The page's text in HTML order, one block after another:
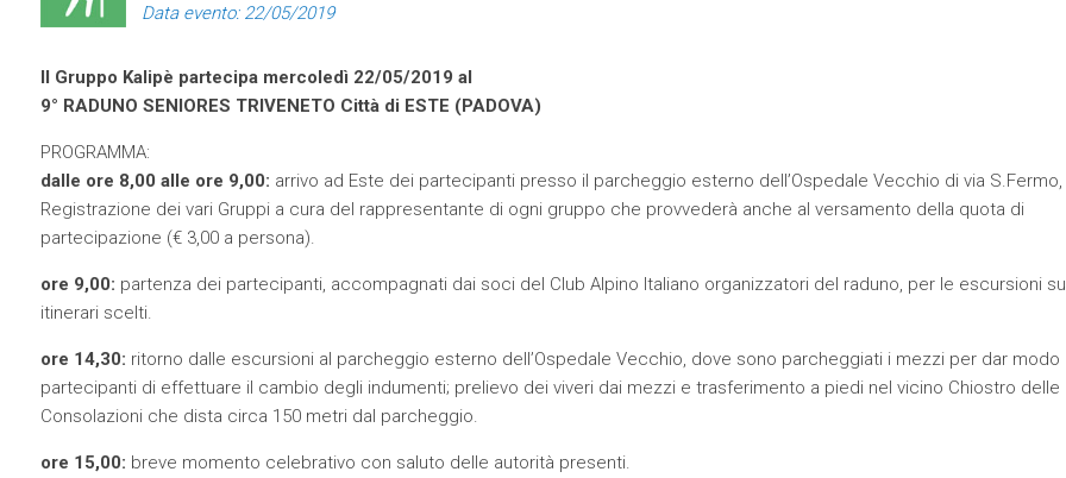
Data evento: 22/05/2019
Il Gruppo Kalipè partecipa mercoledì 22/05/2019 al
9° RADUNO SENIORES TRIVENETO Città di ESTE (PADOVA)
PROGRAMMA:
dalle ore 8,00 alle ore 9,00: arrivo ad Este dei partecipanti presso il parcheggio esterno dell’Ospedale Vecchio di via S.Fermo,
Registrazione dei vari Gruppi a cura del rappresentante di ogni gruppo che provvederà anche al versamento della quota di
partecipazione (€ 3,00 a persona).
ore 9,00: partenza dei partecipanti, accompagnati dai soci del Club Alpino Italiano organizzatori del raduno, per le escursioni
itinerari scelti.
ore 14,30: ritorno dalle escursioni al parcheggio esterno dell’Ospedale Vecchio, dove sono parcheggiati i mezzi per dar modo
partecipanti di effettuare il cambio degli indumenti; prelievo dei viveri dai mezzi e trasferimento a piedi nel vicino Chiostro delle
Consolazioni che dista circa 150 metri dal parcheggio.
ore 15,00: breve momento celebrativo con saluto delle autorità presenti.